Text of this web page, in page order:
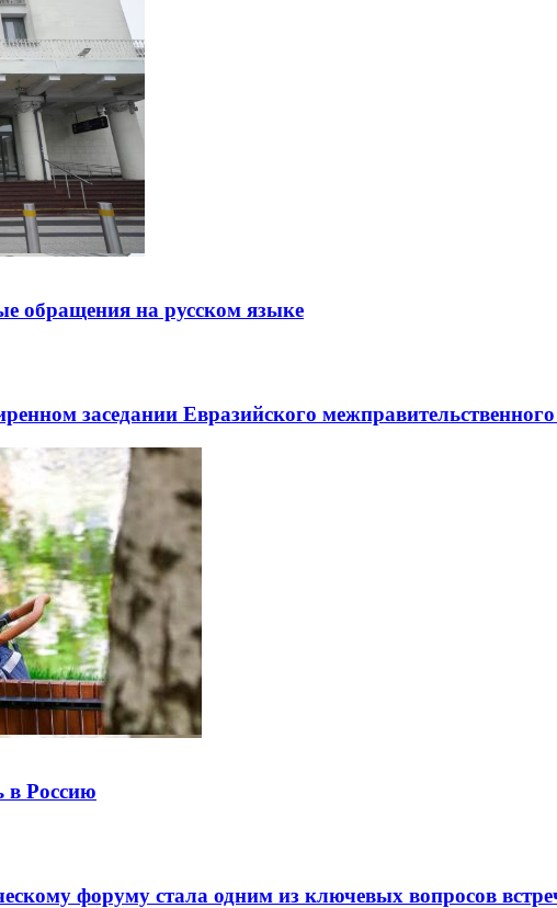
обращения на русском языке
заседании Евразийского
в Россию
форуму стала одним из ключевых вопросов